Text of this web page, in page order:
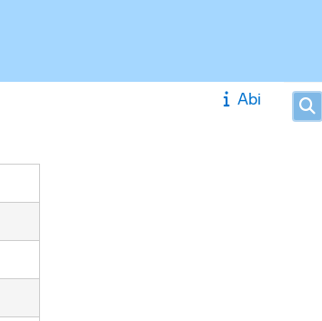
Abi